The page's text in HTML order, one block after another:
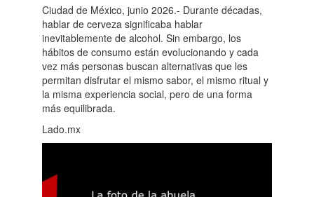
Ciudad de México, junio 2026.- Durante décadas,
hablar de cerveza significaba hablar
inevitablemente de alcohol. Sin embargo, los
hábitos de consumo están evolucionando y cada
vez más personas buscan alternativas que les
permitan disfrutar el mismo sabor, el mismo ritual y
la misma experiencia social, pero de una forma
más equilibrada.
Lado.mx